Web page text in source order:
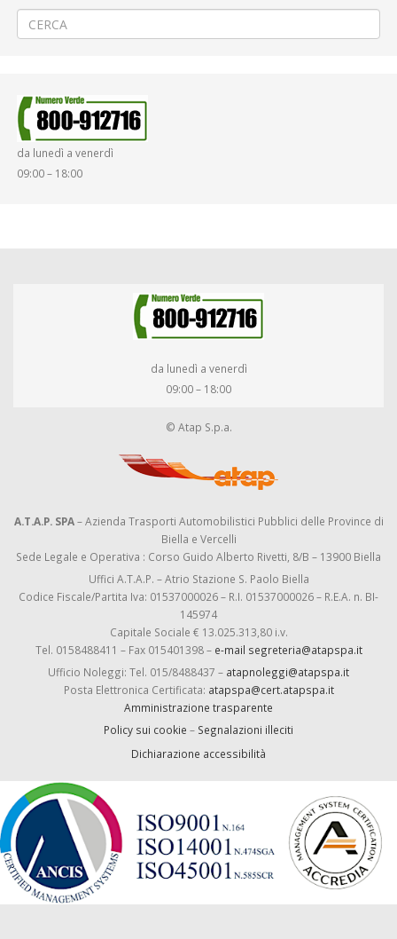
da lunedì a venerdì
09:00 – 18:00
da lunedì a venerdì
09:00 – 18:00
© Atap S.p.a.
A.T.A.P. SPA– Azienda Trasporti Automobilistici Pubblici delle Province di
Biella e Vercelli
Sede Legale e Operativa : Corso Guido Alberto Rivetti, 8/B – 13900 Biella
Uffici A.T.A.P. – Atrio Stazione S. Paolo Biella
Codice Fiscale/Partita Iva: 01537000026 – R.I. 01537000026 – R.E.A. n. BI-
145974
Capitale Sociale € 13.025.313,80 i.v.
Tel. 0158488411 – Fax 015401398 – e-mail segreteria@atapspa.it
Ufficio Noleggi: Tel. 015/8488437 – atapnoleggi@atapspa.it
Posta Elettronica Certificata: atapspa@cert.atapspa.it
Amministrazione trasparente
Policy sui cookie – Segnalazioni illeciti
Dichiarazione accessibilità